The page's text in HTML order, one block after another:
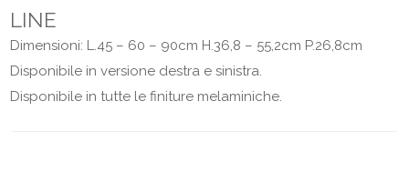
LINE
Dimensioni: L.45 – 60 – 90cm H.36,8 – 55,2cm P.26,8cm
Disponibile in versione destra e sinistra.
Disponibile in tutte le finiture melaminiche.